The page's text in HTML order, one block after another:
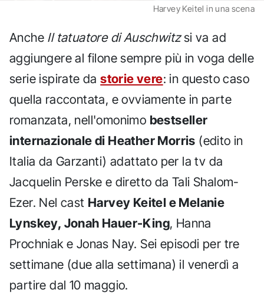
Harvey Keitel in una scena
Anche Il tatuatore di Auschwitzsi va ad
aggiungere al filone sempre più in voga delle
serie ispirate dastorie vere: in questo caso
quella raccontata, e ovviamente in parte
romanzata, nell'omonimo bestseller
internazionale di Heather Morris (edito in
Italia da Garzanti) adattato per la tv da
Jacquelin Perske e diretto da Tali Shalom-
Ezer. Nel cast Harvey Keitel e Melanie
Lynskey, Jonah Hauer-King, Hanna
Prochniak e Jonas Nay. Sei episodi per tre
settimane (due alla settimana) il venerdì a
partire dal 10 maggio.